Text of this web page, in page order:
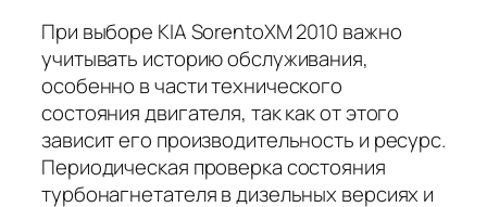
При выборе KIA SorentoXM 2010 важно
учитывать историю обслуживания,
особенно в части технического
состояния двигателя, так как от этого
зависит его производительность и ресурс.
Периодическая проверка состояния
турбонагнетателя в дизельных версиях и